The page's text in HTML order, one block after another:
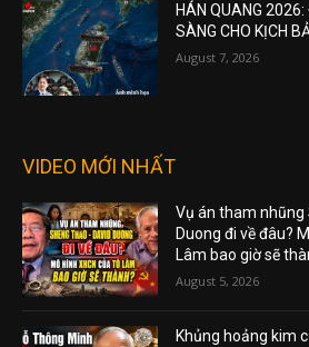
HÁN QUANG
SÀNG CHO KỊCH
August 7, 2026
VIDEO MỚI NHẤT
Vụ án tham nhũng
Duong đi về đâu?
Lâm bao giờ sẽ
August 5, 2026
Khủng hoảng kim